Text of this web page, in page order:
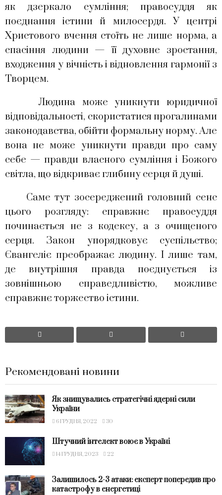
як дзеркало сумління; правосуддя як
поєднання істини й милосердя. У центрі
Христового вчення стоїть не лише норма, а
спасіння людини — її духовне зростання,
входження у вічність і відновлення гармонії з
Творцем.
Людина може уникнути юридичної
відповідальності, скористатися прогалинами
законодавства, обійти формальну норму. Але
вона не може уникнути правди про саму
себе — правди власного сумління і Божого
світла, що відкриває глибину серця й душі.
Саме тут зосереджений головний сенс
цього розгляду: справжнє правосуддя
починається не з кодексу, а з очищеного
серця. Закон упорядковує суспільство;
Євангеліє преображає людину. І лише там,
де внутрішня правда поєднується із
зовнішньою справедливістю, можливе
справжнє торжество істини.
Рекомендовані новини
Як знищувались стратегічні ядерні сили
України
6 ГРУДНЯ, 2022 30
Штучний інтелект воює в Україні
14 ГРУДНЯ, 2023 22
Залишилось 2-3 атаки: експерт попередив про
катастрофу в енергетиці